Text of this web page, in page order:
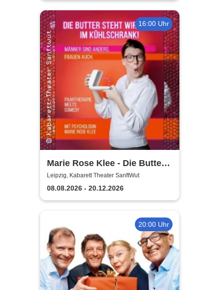
16:00 Uhr
Marie Rose Klee - Die Butter
steht wirklich im
Kühlschrank!
Leipzig, Kabarett Theater SanftWut
08.08.2026 - 20.12.2026
20:00 Uhr